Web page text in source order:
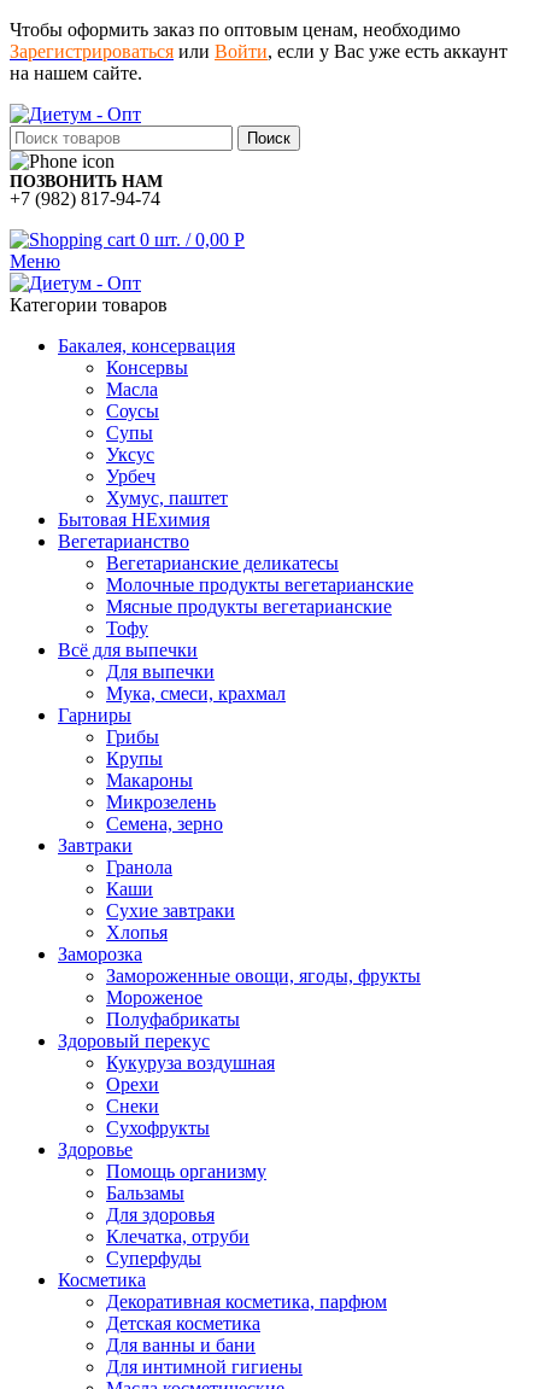
Чтобы оформить заказ по оптовым ценам, необходимо
Зарегистрироваться или Войти, если у Вас уже есть аккаунт
на нашем сайте.
Поиск
ПОЗВОНИТЬ НАМ
+7 (982) 817-94-74
0 шт. / 0,00 Р
Меню
Категории товаров
Бакалея, консервация
Консервы
Масла
Соусы
Супы
Уксус
Урбеч
Хумус, паштет
Бытовая НЕхимия
Вегетарианство
Вегетарианские деликатесы
Молочные продукты вегетарианские
Мясные продукты вегетарианские
Тофу
Всё для выпечки
Для выпечки
Мука, смеси, крахмал
Гарниры
Грибы
Крупы
Макароны
Микрозелень
Семена, зерно
Завтраки
Гранола
Каши
Сухие завтраки
Хлопья
Заморозка
Замороженные овощи, ягоды, фрукты
Мороженое
Полуфабрикаты
Здоровый перекус
Кукуруза воздушная
Орехи
Снеки
Сухофрукты
Здоровье
Помощь организму
Бальзамы
Для здоровья
Клечатка, отруби
Суперфуды
Косметика
Декоративная косметика, парфюм
Детская косметика
Для ванны и бани
Для интимной гигиены